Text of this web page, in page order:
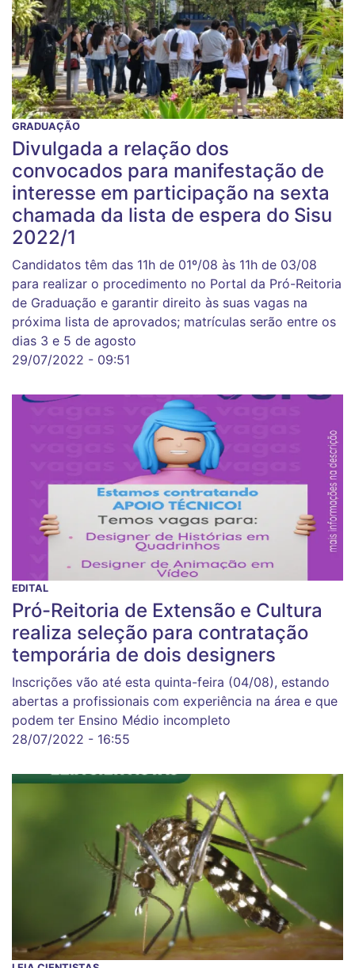
GRADUAÇÃO
Divulgada a relação dos
convocados para manifestação de
interesse em participação na sexta
chamada da lista de espera do Sisu
2022/1
Candidatos têm das 11h de 01º/08 às 11h de 03/08
para realizar o procedimento no Portal da Pró-Reitoria
de Graduação e garantir direito às suas vagas na
próxima lista de aprovados; matrículas serão entre os
dias 3 e 5 de agosto
29/07/2022 - 09:51
EDITAL
Pró-Reitoria de Extensão e Cultura
realiza seleção para contratação
temporária de dois designers
Inscrições vão até esta quinta-feira (04/08), estando
abertas a profissionais com experiência na área e que
podem ter Ensino Médio incompleto
28/07/2022 - 16:55